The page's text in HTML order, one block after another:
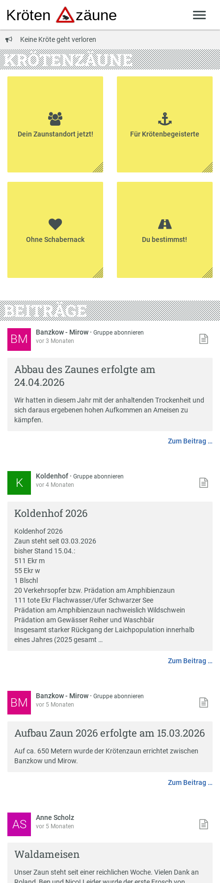
Keine Kröte geht verloren
KRÖTENZÄUNE
Dein Zaunstandort jetzt! Für Krötenbegeisterte
Ohne Schabernack Du bestimmst!
BEITRÄGE
BM Banzkow - Mirow ·Gruppe abonnieren
vor 3 Monaten
Abbau des Zaunes erfolgte am
24.04.2026
Wir hatten in diesem Jahr mit der anhaltenden Trockenheit und
sich daraus ergebenen hohen Aufkommen an Ameisen zu
kämpfen.
Zum Beitrag …
K Koldenhof ·Gruppe abonnieren
vor 4 Monaten
Koldenhof 2026
Koldenhof 2026
Zaun steht seit 03.03.2026
bisher Stand 15.04.:
511 Ekr m
55 Ekr w
1 Blschl
20 Verkehrsopfer bzw. Prädation am Amphibienzaun
111 tote Ekr Flachwasser/Ufer Schwarzer See
Prädation am Amphibienzaun nachweislich Wildschwein
Prädation am Gewässer Reiher und Waschbär
Insgesamt starker Rückgang der Laichpopulation innerhalb
eines Jahres (2025 gesamt …
Zum Beitrag …
BM Banzkow - Mirow ·Gruppe abonnieren
vor 5 Monaten
Aufbau Zaun 2026 erfolgte am 15.03.2026
Auf ca. 650 Metern wurde der Krötenzaun errichtet zwischen
Banzkow und Mirow.
Zum Beitrag …
AS Anne Scholz
vor 5 Monaten
Waldameisen
Unser Zaun steht seit einer reichlichen Woche. Vielen Dank an